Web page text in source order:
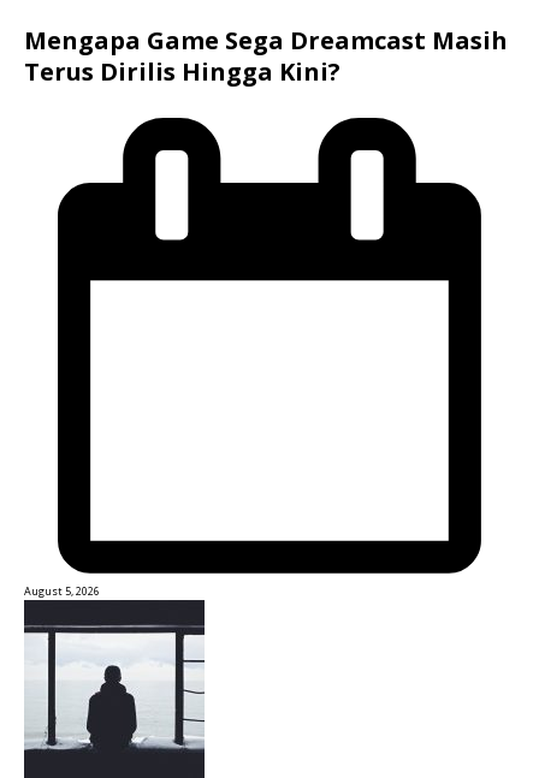
Mengapa Game Sega Dreamcast Masih
Terus Dirilis Hingga Kini?
August 5, 2026